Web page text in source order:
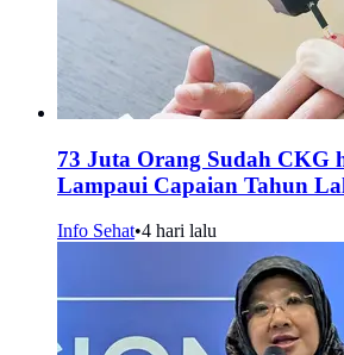
73 Juta Orang Sudah CKG
Lampaui Capaian Tahun
Info Sehat•4 hari lalu